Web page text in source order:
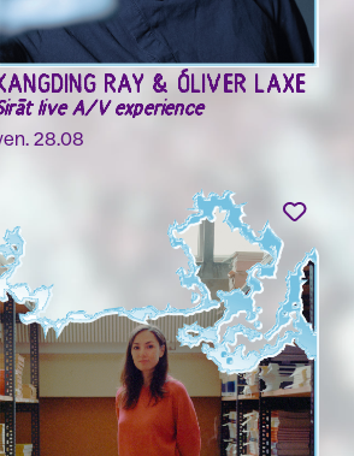
RAY & ÓLIVER LAXE
live A/V experience
28.08